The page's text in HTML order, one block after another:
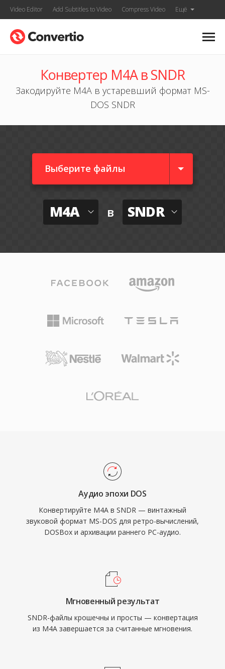
Video Editor Add Subtitles to Video Compress Video Ещё
Конвертер M4A в SNDR
Закодируйте M4A в устаревший формат MS-
DOS SNDR
Выберите файлы
M4A в SNDR
Аудио эпохи DOS
Конвертируйте M4A в SNDR — винтажный
звуковой формат MS-DOS для ретро-вычислений,
DOSBox и архивации раннего PC-аудио.
Мгновенный результат
SNDR-файлы крошечны и просты — конвертация
из M4A завершается за считанные мгновения.